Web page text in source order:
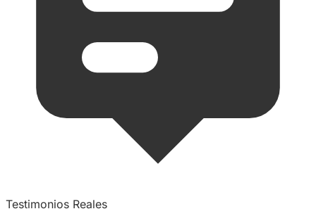
Testimonios Reales